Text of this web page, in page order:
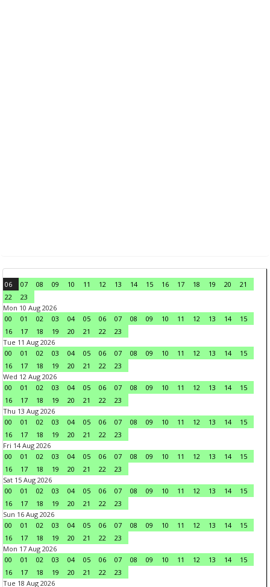
06 07 08 09 10 11 12 13 14 15 16 17 18 19 20
21
22
23
Mon 10 Aug 2026
00
01 02 03 04 05 06 07 08 09 10 11 12 13 14
15
16
17 18 19 20 21 22
23
Tue 11 Aug 2026
00
01 02 03 04 05 06 07 08 09 10 11 12 13 14
15
16
17 18 19 20 21 22
23
Wed 12 Aug 2026
00
01 02 03 04 05 06 07 08 09 10 11 12 13 14
15
16
17 18 19 20 21 22
23
Thu 13 Aug 2026
00
01 02 03 04 05 06 07 08 09 10 11 12 13 14
15
16
17 18 19 20 21 22
23
Fri 14 Aug 2026
00
01 02 03 04 05 06 07 08 09 10 11 12 13 14
15
16
17 18 19 20 21 22
23
Sat 15 Aug 2026
00
01 02 03 04 05 06 07 08 09 10 11 12 13 14
15
16
17 18 19 20 21 22
23
Sun 16 Aug 2026
00
01 02 03 04 05 06 07 08 09 10 11 12 13 14
15
16
17 18 19 20 21 22
23
Mon 17 Aug 2026
00
01 02 03 04 05 06 07 08 09 10 11 12 13 14
15
16
17 18 19 20 21 22
23
Tue 18 Aug 2026